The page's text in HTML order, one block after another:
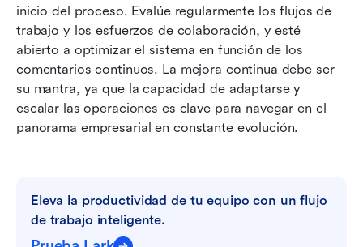
inicio del proceso. Evalúe regularmente los flujos de
trabajo y los esfuerzos de colaboración, y esté
abierto a optimizar el sistema en función de los
comentarios continuos. La mejora continua debe ser
su mantra, ya que la capacidad de adaptarse y
escalar las operaciones es clave para navegar en el
panorama empresarial en constante evolución.
Eleva la productividad de tu equipo con un flujo
de trabajo inteligente.